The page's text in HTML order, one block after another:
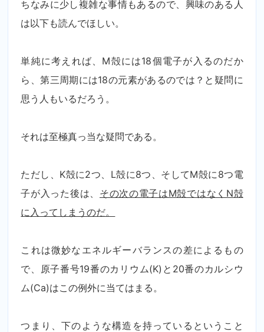
ちなみに少し複雑な事情もあるので、興味のある人
は以下も読んでほしい。
単純に考えれば、M殻には18個電子が入るのだか
ら、第三周期には18の元素があるのでは？と疑問に
思う人もいるだろう。
それは至極真っ当な疑問である。
ただし、K殻に2つ、L殻に8つ、そしてM殻に8つ電
子が入った後は、 その次の電子はM殻ではなくN殻
に入ってしまうのだ。
これは微妙なエネルギーバランスの差によるもの
で、原子番号19番のカリウム(K)と20番のカルシウ
ム(Ca)はこの例外に当てはまる。
つまり、下のような構造を持っているということ